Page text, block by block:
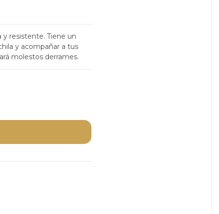
resistente. Tiene un
y acompañar a tus
molestos derrames.